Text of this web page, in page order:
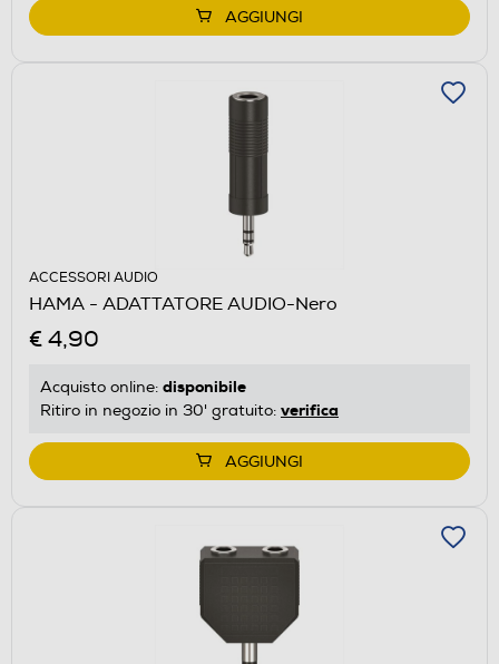
AGGIUNGI
ACCESSORI AUDIO
HAMA - ADATTATORE AUDIO-Nero
€ 4,90
Acquisto online: disponibile
Ritiro in negozio in 30' gratuito: verifica
AGGIUNGI